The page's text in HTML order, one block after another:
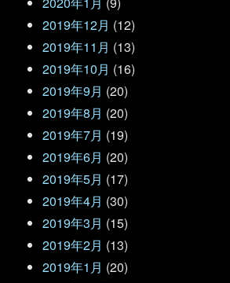
2019年12月 (12)
2019年11月 (13)
2019年10月 (16)
2019年9月 (20)
2019年8月 (20)
2019年7月 (19)
2019年6月 (20)
2019年5月 (17)
2019年4月 (30)
2019年3月 (15)
2019年2月 (13)
2019年1月 (20)